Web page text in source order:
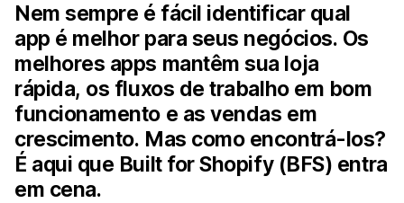
Nem sempre é fácil identificar qual
app é melhor para seus negócios. Os
melhores apps mantêm sua loja
rápida, os fluxos de trabalho em bom
funcionamento e as vendas em
crescimento. Mas como encontrá-los?
É aqui que Built for Shopify (BFS) entra
em cena.